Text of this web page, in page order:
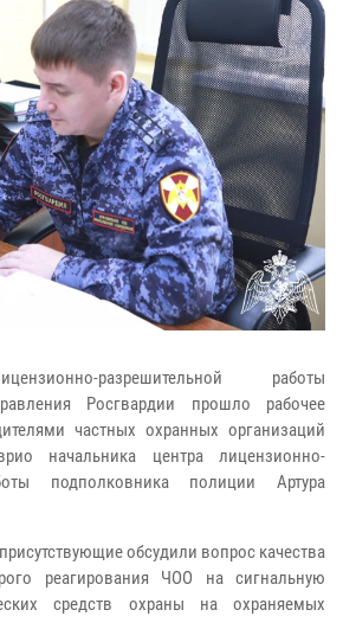
разрешительной работы
Росгвардии прошло рабочее
частных охранных организаций
начальника центра лицензионно-
подполковника полиции Артура
обсудили вопрос качества
реагирования ЧОО на сигнальную
средств охраны на охраняемых